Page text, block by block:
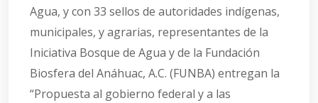
Agua, y con 33 sellos de autoridades indígenas,
municipales, y agrarias, representantes de la
Iniciativa Bosque de Agua y de la Fundación
Biosfera del Anáhuac, A.C. (FUNBA) entregan la
“Propuesta al gobierno federal y a las